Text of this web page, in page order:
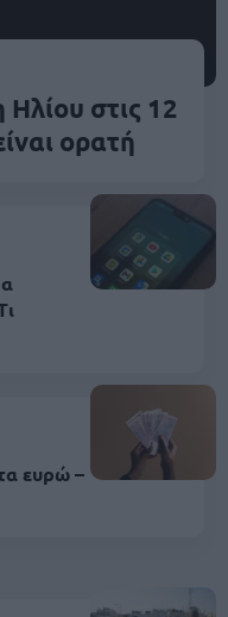
Ηλίου στις 12
ορατή
ευρώ –